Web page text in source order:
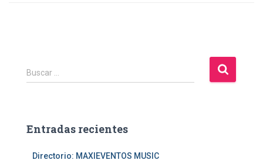
B
u
r
Buscar …
Entradas recientes
Directorio: MAXIEVENTOS MUSIC